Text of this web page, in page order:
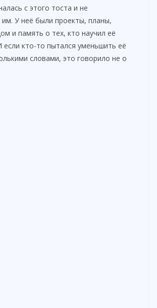
с этого тоста и не
им. У неё были проекты, планы,
и память о тех, кто научил её
если кто-то пытался уменьшить её
словами, это говорило не о